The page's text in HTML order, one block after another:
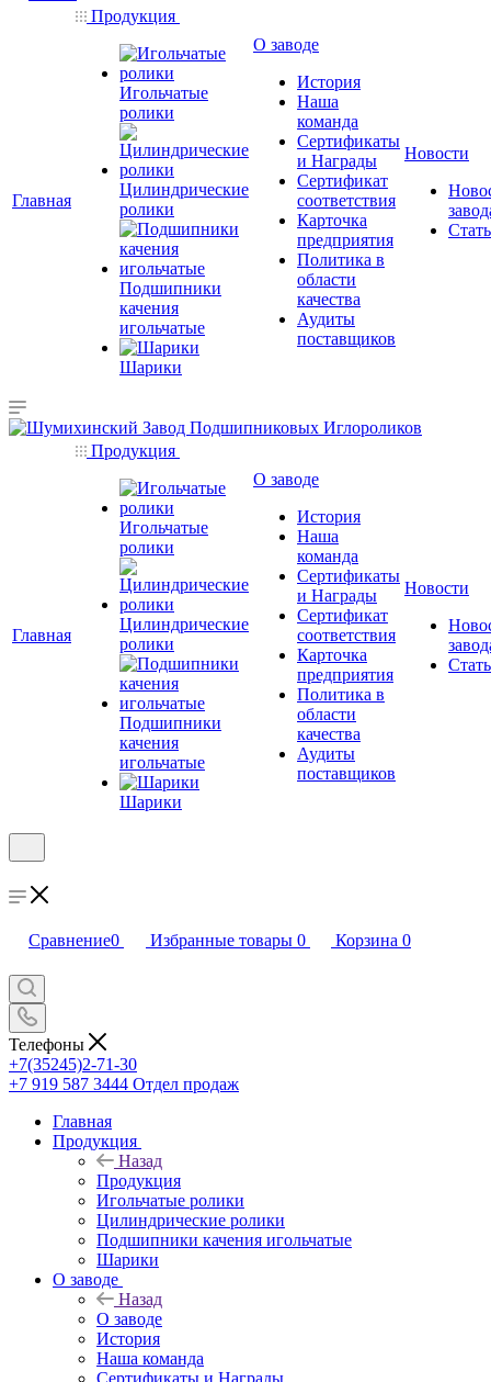
Главная
Продукция
Игольчатые
ролики
Цилиндрические
ролики
Подшипники
качения
игольчатые
Шарики
О заводе
История
Наша
команда
Сертификаты
и Награды
Сертификат
соответствия
Карточка
предприятия
Политика в
области
качества
Аудиты
поставщиков
Новости
Главная
Продукция
Игольчатые
ролики
Цилиндрические
ролики
Подшипники
качения
игольчатые
Шарики
О заводе
История
Наша
команда
Сертификаты
и Награды
Сертификат
соответствия
Карточка
предприятия
Политика в
области
качества
Аудиты
поставщиков
Новости
Сравнение0 Избранные товары 0 Корзина 0
Телефоны
+7(35245)2-71-30
+7 919 587 3444 Отдел продаж
Главная
Продукция
Назад
Продукция
Игольчатые ролики
Цилиндрические ролики
Подшипники качения игольчатые
Шарики
О заводе
Назад
О заводе
История
Наша команда
Сертификаты и Награды